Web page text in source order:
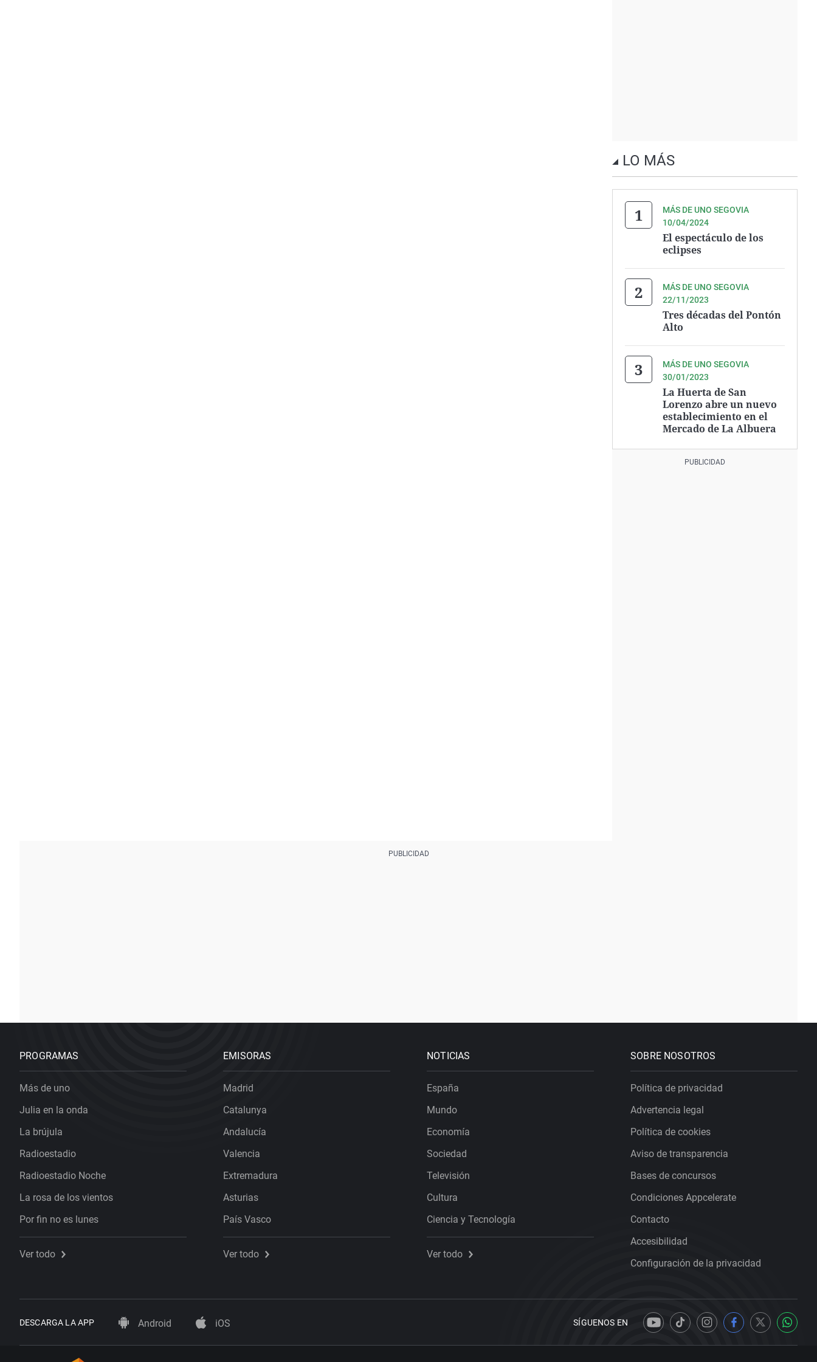
LO MÁS
MÁS DE UNO SEGOVIA
10/04/2024
El espectáculo de los
eclipses
MÁS DE UNO SEGOVIA
22/11/2023
Tres décadas del Pontón
Alto
MÁS DE UNO SEGOVIA
30/01/2023
La Huerta de San
Lorenzo abre un nuevo
establecimiento en el
Mercado de La Albuera
PROGRAMAS
Más de uno
Julia en la onda
La brújula
Radioestadio
Radioestadio Noche
La rosa de los vientos
Por fin no es lunes
Ver todo
EMISORAS
Madrid
Catalunya
Andalucía
Valencia
Extremadura
Asturias
País Vasco
Ver todo
NOTICIAS
España
Mundo
Economía
Sociedad
Televisión
Cultura
Ciencia y Tecnología
Ver todo
SOBRE NOSOTROS
Política de privacidad
Advertencia legal
Política de cookies
Aviso de transparencia
Bases de concursos
Condiciones Appcelerate
Contacto
Accesibilidad
Configuración de la privacidad
DESCARGA LA APP Android iOS SÍGUENOS EN